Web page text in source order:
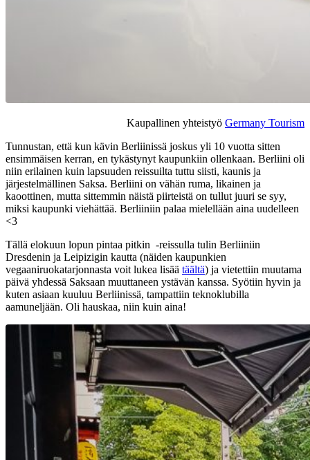
Kaupallinen yhteistyö Germany Tourism
Tunnustan, että kun kävin Berliinissä joskus yli 10 vuotta sitten
ensimmäisen kerran, en tykästynyt kaupunkiin ollenkaan. Berliini oli
niin erilainen kuin lapsuuden reissuilta tuttu siisti, kaunis ja
järjestelmällinen Saksa. Berliini on vähän ruma, likainen ja
kaoottinen, mutta sittemmin näistä piirteistä on tullut juuri se syy,
miksi kaupunki viehättää. Berliiniin palaa mielellään aina uudelleen
<3
Tällä elokuun lopun pintaa pitkin -reissulla tulin Berliiniin
Dresdenin ja Leipizigin kautta (näiden kaupunkien
vegaaniruokatarjonnasta voit lukea lisää täältä) ja vietettiin muutama
päivä yhdessä Saksaan muuttaneen ystävän kanssa. Syötiin hyvin ja
kuten asiaan kuuluu Berliinissä, tampattiin teknoklubilla
aamuneljään. Oli hauskaa, niin kuin aina!